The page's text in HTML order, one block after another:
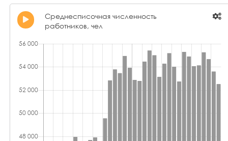
Среднесписочная численность
работников, чел